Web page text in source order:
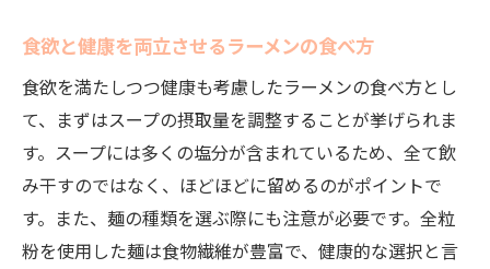
食欲と健康を両立させるラーメンの食べ方
食欲を満たしつつ健康も考慮したラーメンの食べ方とし
て、まずはスープの摂取量を調整することが挙げられま
す。スープには多くの塩分が含まれているため、全て飲
み干すのではなく、ほどほどに留めるのがポイントで
す。また、麺の種類を選ぶ際にも注意が必要です。全粒
粉を使用した麺は食物繊維が豊富で、健康的な選択と言